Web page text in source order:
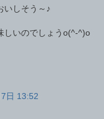
いしそう～♪
しいのでしょうo(^-^)o
日 13:52